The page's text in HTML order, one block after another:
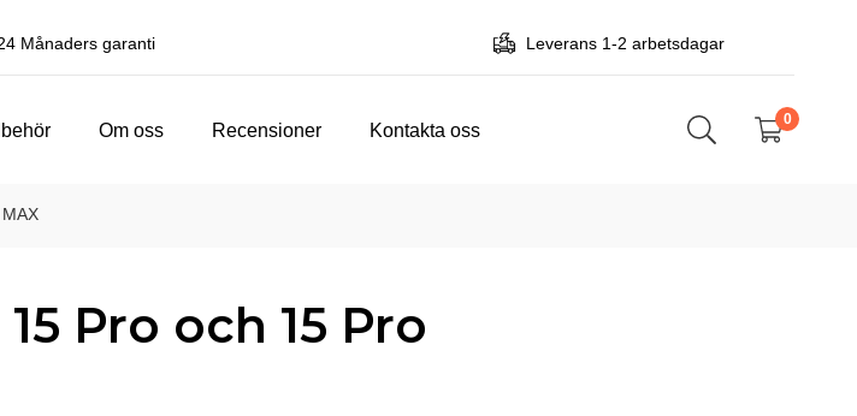
Månaders garanti Leverans 1-2 arbetsdagar
Om oss Recensioner Kontakta oss 0
Pro och 15 Pro